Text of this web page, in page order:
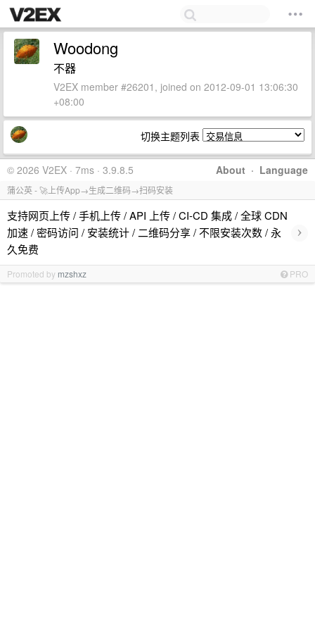
Woodong
不器
V2EX member #26201, joined on 2012-09-01 13:06:30
+08:00
切换主题列表
About · Language
© 2026 V2EX · 7ms · 3.9.8.5
蒲公英 - 🚀上传App→生成二维码→扫码安装
支持网页上传 / 手机上传 / API 上传 / CI-CD 集成 / 全球 CDN
加速 / 密码访问 / 安装统计 / 二维码分享 / 不限安装次数 / 永
久免费
›
Promoted by mzshxz PRO